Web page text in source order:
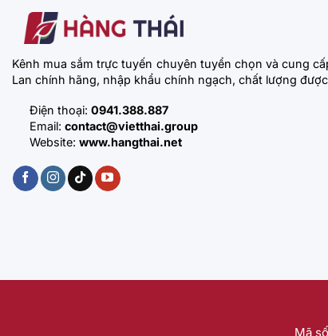
Kênh mua sắm trực tuyến chuyên tuyển chọn và cung
Lan chính hãng, nhập khẩu chính ngạch, chất lượng
Điện thoại: 0941.388.887
Email: contact@vietthai.group
Website: www.hangthai.net
Mã